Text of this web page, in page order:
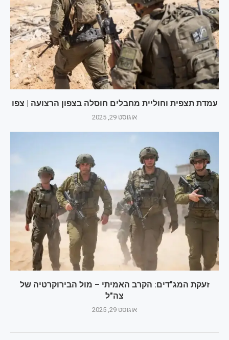
עמדת תצפית וחוליית מחבלים חוסלה בצפון הרצועה | צפו
אוגוסט 29, 2025
זעקת המג"דים: הקרב האמיתי – מול הבירוקרטיה של
צה"ל
אוגוסט 29, 2025